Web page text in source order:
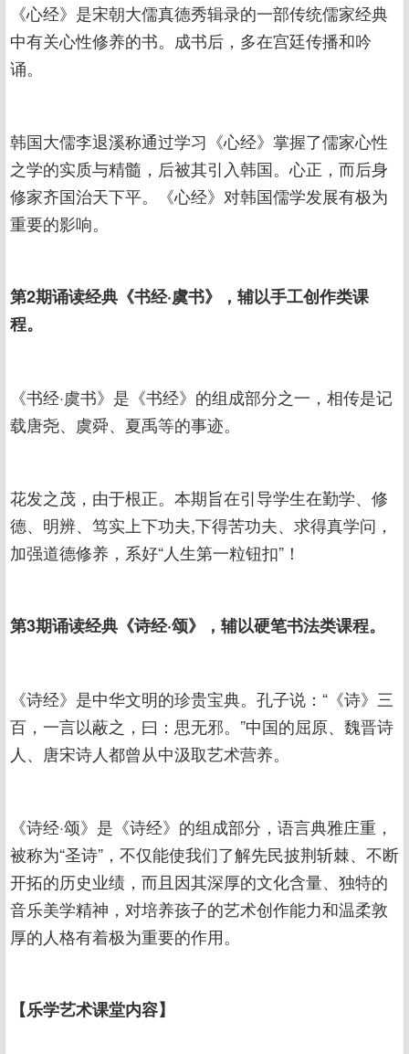
《心经》是宋朝大儒真德秀辑录的一部传统儒家经典
中有关心性修养的书。成书后，多在宫廷传播和吟
诵。
韩国大儒李退溪称通过学习《心经》掌握了儒家心性
之学的实质与精髓，后被其引入韩国。心正，而后身
修家齐国治天下平。《心经》对韩国儒学发展有极为
重要的影响。
第2期诵读经典《书经·虞书》，辅以手工创作类课
程。
《书经·虞书》是《书经》的组成部分之一，相传是记
载唐尧、虞舜、夏禹等的事迹。
花发之茂，由于根正。本期旨在引导学生在勤学、修
德、明辨、笃实上下功夫,下得苦功夫、求得真学问，
加强道德修养，系好“人生第一粒钮扣”！
第3期诵读经典《诗经·颂》，辅以硬笔书法类课程。
《诗经》是中华文明的珍贵宝典。孔子说：“《诗》三
百，一言以蔽之，曰：思无邪。”中国的屈原、魏晋诗
人、唐宋诗人都曾从中汲取艺术营养。
《诗经·颂》是《诗经》的组成部分，语言典雅庄重，
被称为“圣诗”，不仅能使我们了解先民披荆斩棘、不断
开拓的历史业绩，而且因其深厚的文化含量、独特的
音乐美学精神，对培养孩子的艺术创作能力和温柔敦
厚的人格有着极为重要的作用。
【乐学艺术课堂内容】